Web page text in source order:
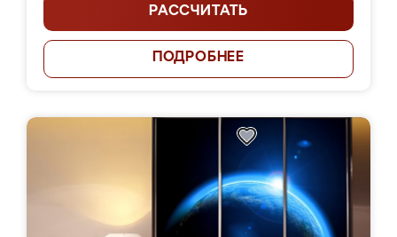
РАССЧИТАТЬ
ПОДРОБНЕЕ